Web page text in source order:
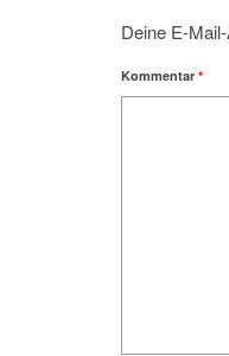
Deine E-
Kommentar *